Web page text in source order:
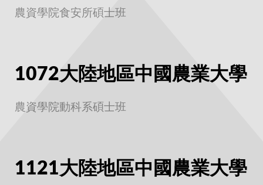
農資學院食安所碩士班
1072大陸地區中國農業大學
農資學院動科系碩士班
1121大陸地區中國農業大學